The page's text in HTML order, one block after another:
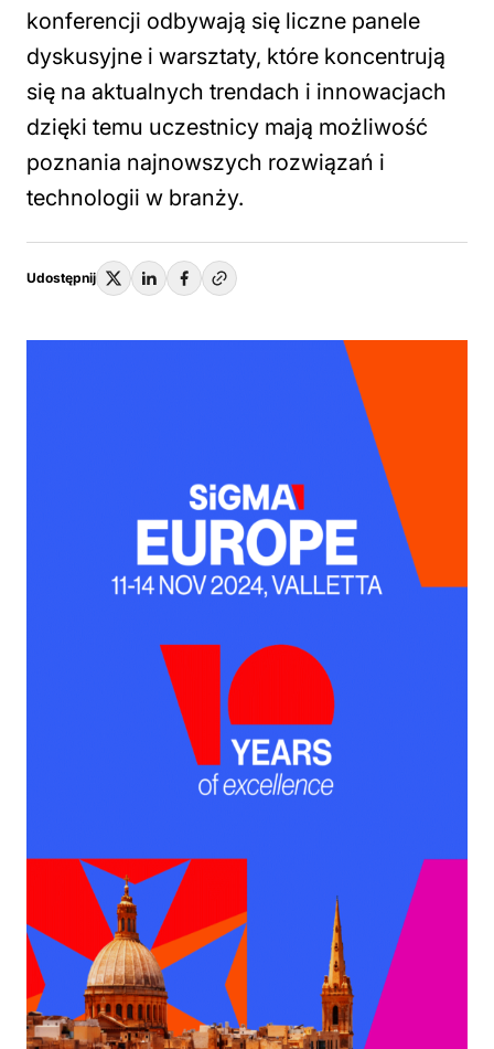
konferencji odbywają się liczne panele
dyskusyjne i warsztaty, które koncentrują
się na aktualnych trendach i innowacjach
dzięki temu uczestnicy mają możliwość
poznania najnowszych rozwiązań i
technologii w branży.
Udostępnij